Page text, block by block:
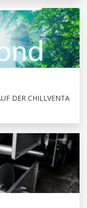
DER CHILLVENTA